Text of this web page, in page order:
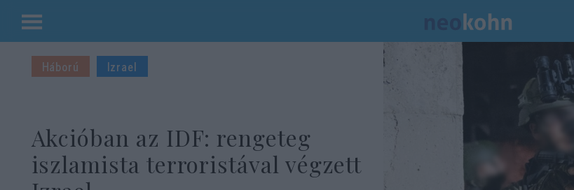
Kilépés
tartalomba
Háború Izrael
Akcióban az IDF: rengeteg
iszlamista terroristával végzett